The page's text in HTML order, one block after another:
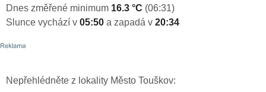
Dnes změřené minimum 16.3 °C (06:31)
Slunce vychází v 05:50 a zapadá v 20:34
Nepřehlédněte z lokality Město Touškov: